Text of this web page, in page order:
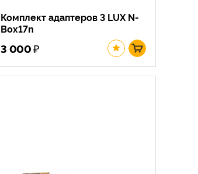
Комплект адаптеров 3 LUX N-
Box17n
3 000₽